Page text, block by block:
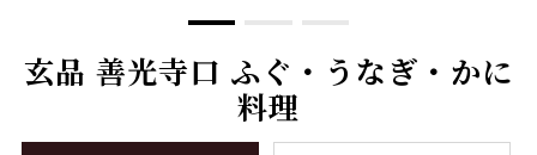
玄品 善光寺口 ふぐ・うなぎ・かに
料理